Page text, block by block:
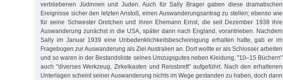
verbliebenen Jüdinnen und Juden. Auch für Sally Brager gaben diese dramatischen
Ereignisse sicher den letzten Anstoß, einen Auswanderungsantrag zu stellen; ebenso wie
für seine Schwester Gretchen und ihren Ehemann Ernst, die seit Dezember 1938 ihre
Auswanderung zunächst in die USA, später dann nach England, vorantrieben. Nachdem
Sally im Januar 1939 eine Unbedenklichkeitsbescheinigung erhalten hatte, gab er im
Fragebogen zur Auswanderung als Ziel Australien an. Dort wollte er als Schlosser arbeiten
und so waren in der Bestandsliste seines Umzugsgutes neben Kleidung, "10–15 Büchern"
auch "diverses Werkzeug, Zirkelkasten und Reissbrett" aufgeführt. Nach den erhaltenen
Unterlagen scheint seiner Auswanderung nichts im Wege gestanden zu haben, doch dann